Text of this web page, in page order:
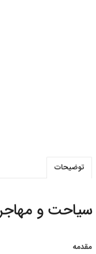
توضیحات
سیاحت و
مقدمه